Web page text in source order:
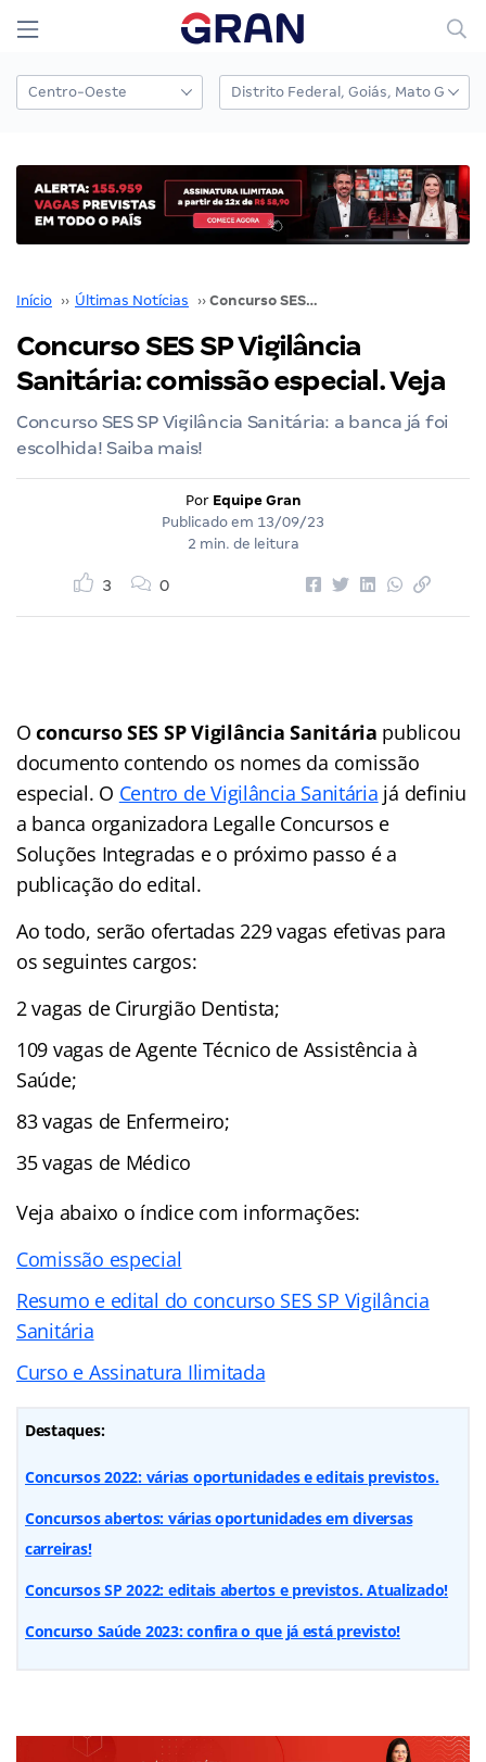
Início ›› Últimas Notícias ›› Concurso SES SP Vigilância Sanitária: comissão especial. Veja
Concurso SES SP Vigilância
Sanitária: comissão especial. Veja
Concurso SES SP Vigilância Sanitária: a banca já foi
escolhida! Saiba mais!
Por Equipe Gran
Publicado em 13/09/23
2 min. de leitura
3 0
O concurso SES SP Vigilância Sanitária publicou
documento contendo os nomes da comissão
especial. O Centro de Vigilância Sanitária já definiu
a banca organizadora Legalle Concursos e
Soluções Integradas e o próximo passo é a
publicação do edital.
Ao todo, serão ofertadas 229 vagas efetivas para
os seguintes cargos:
2 vagas de Cirurgião Dentista;
109 vagas de Agente Técnico de Assistência à
Saúde;
83 vagas de Enfermeiro;
35 vagas de Médico
Veja abaixo o índicecom informações:
Comissão especial
Resumo e edital do concurso SES SP Vigilância
Sanitária
Curso e Assinatura Ilimitada
Destaques:
Concursos 2022: várias oportunidades e editais previstos.
Concursos abertos: várias oportunidades em diversas
carreiras!
Concursos SP 2022: editais abertos e previstos. Atualizado!
Concurso Saúde 2023: confira o que já está previsto!